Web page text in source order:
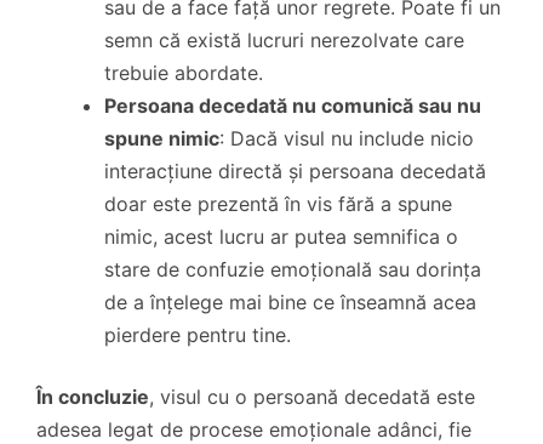
sau de a face față unor regrete. Poate fi un
semn că există lucruri nerezolvate care
trebuie abordate.
Persoana decedată nu comunică sau nu
spune nimic: Dacă visul nu include nicio
interacțiune directă și persoana decedată
doar este prezentă în vis fără a spune
nimic, acest lucru ar putea semnifica o
stare de confuzie emoțională sau dorința
de a înțelege mai bine ce înseamnă acea
pierdere pentru tine.
În concluzie, visul cu o persoană decedată este
adesea legat de procese emoționale adânci, fie